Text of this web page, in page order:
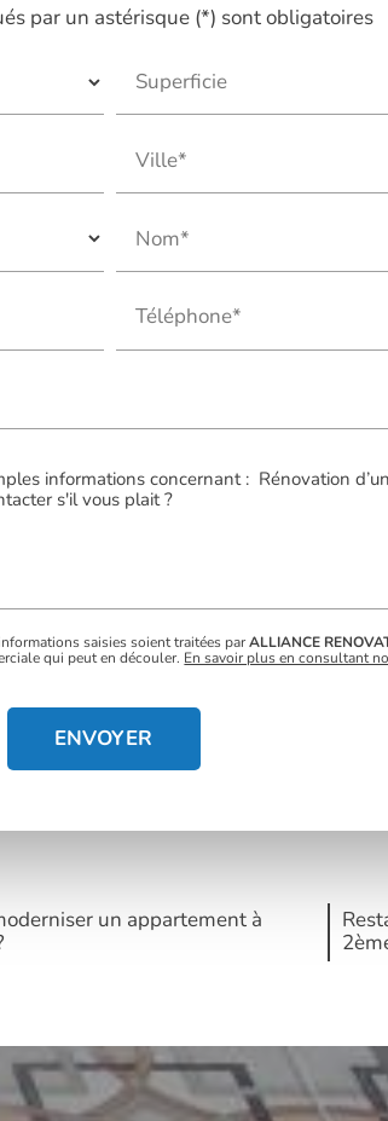
par un astérisque (*) sont obligatoires
Superficie
Ville*
Nom*
Téléphone*
saisies soient traitées parALLIANCE
qui peut en découler. En savoir plus en consultant
un appartement à